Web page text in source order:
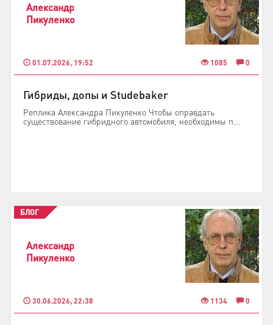
Александр
Пикуленко
01.07.2026, 19:52 1085 0
Гибриды, допы и Studebaker
Реплика Александра Пикуленко Чтобы оправдать
существование гибридного автомобиля, необходимы п...
Александр
Пикуленко
30.06.2026, 22:38 1134 0
БЛОГ